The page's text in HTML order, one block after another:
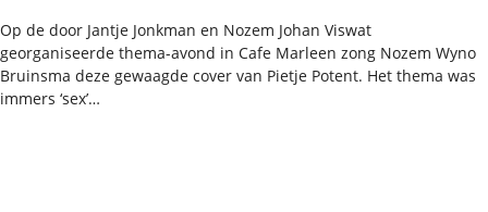
Op de door Jantje Jonkman en Nozem Johan Viswat
georganiseerde thema-avond in Cafe Marleen zong Nozem Wyno
Bruinsma deze gewaagde cover van Pietje Potent. Het thema was
immers ‘sex’…